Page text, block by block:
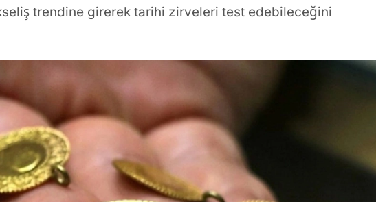
trendine girerek tarihi zirveleri test edebileceğini